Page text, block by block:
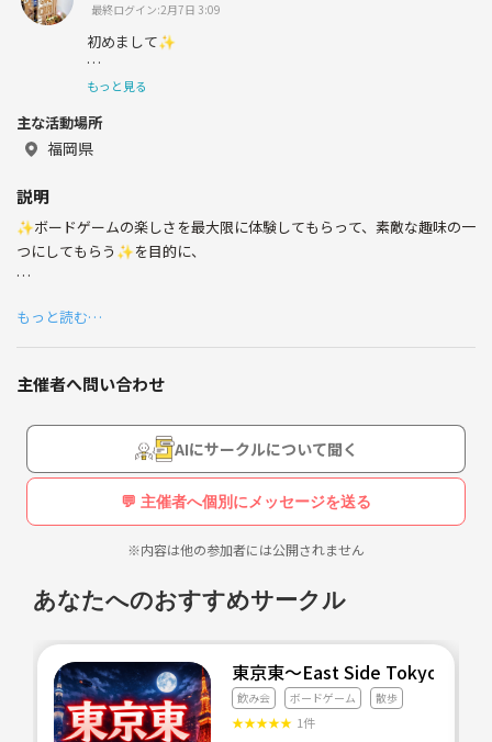
最終ログイン:2月7日 3:09
初めまして✨
福岡市内にあるボードゲームカフェ
『Treasure Box（トレボ）』です。
信条の、元プロ野球球団社員のオーナーが、エンタメ要素
を散りばめて作ったお店です💫
ンを増やしたいという想いで作られたお店なので、皆さん
との一期一会の出会いも楽しみにしています😊
HAWKSファンも大歓迎🦅
もっと見る
主な活動場所
福岡県
説明
✨ボードゲームの楽しさを最大限に体験してもらって、素敵な趣味の一
つにしてもらう✨を目的に、
・飲み物の準備
・どのゲームで遊ぶかの選定
・ルール説明
・より楽しいめる為の場のフォロー
これら全てをまるっとお受け（ご提供）します‼️
本当にお気軽にお問い合わせください。
【Treasure Box（トレボ）】とは？
2023年10月にオープンした、福岡市内でも新しいボードゲームカフェ
オーナーは、元福岡ソフトバンクホークス社員。ボードゲームは身近な
感』・『非日常』にこだわり、初めての方が少しでも入りやすい空間作
りを意識して作ったお店です。
PayPayドームでもオーナー主催のボードゲーム会を毎月開催しており、
もっと読む…
主催者へ問い合わせ
AIにサークルについて聞く
💬 主催者へ個別にメッセージを送る
※内容は他の参加者には公開されません
あなたへのおすすめサークル
東京東〜East Side Tokyo〜
飲み会 ボードゲーム 散歩
★★★★★ 1件